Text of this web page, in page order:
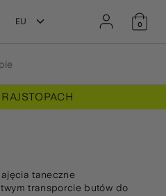
0
taneczne
transporcie butów do